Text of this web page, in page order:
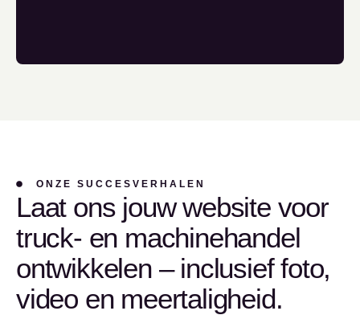
ONZE SUCCESVERHALEN
Laat ons jouw website voor
truck- en machinehandel
ontwikkelen – inclusief foto,
video en meertaligheid.